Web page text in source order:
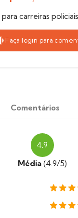
carreiras policiais
Faça login para
Comentários
4.9
Média (4.9/5)